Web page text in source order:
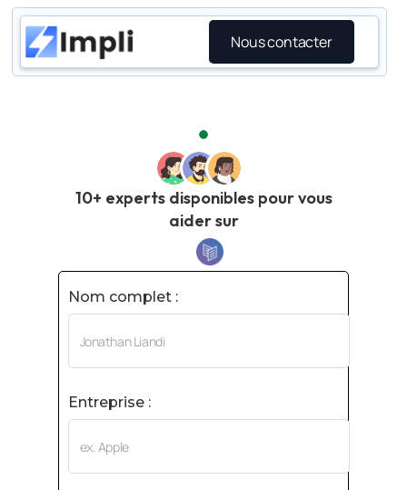
Nous contacter
10+ experts disponibles pour vous
aider sur
Nom complet :
Entreprise :